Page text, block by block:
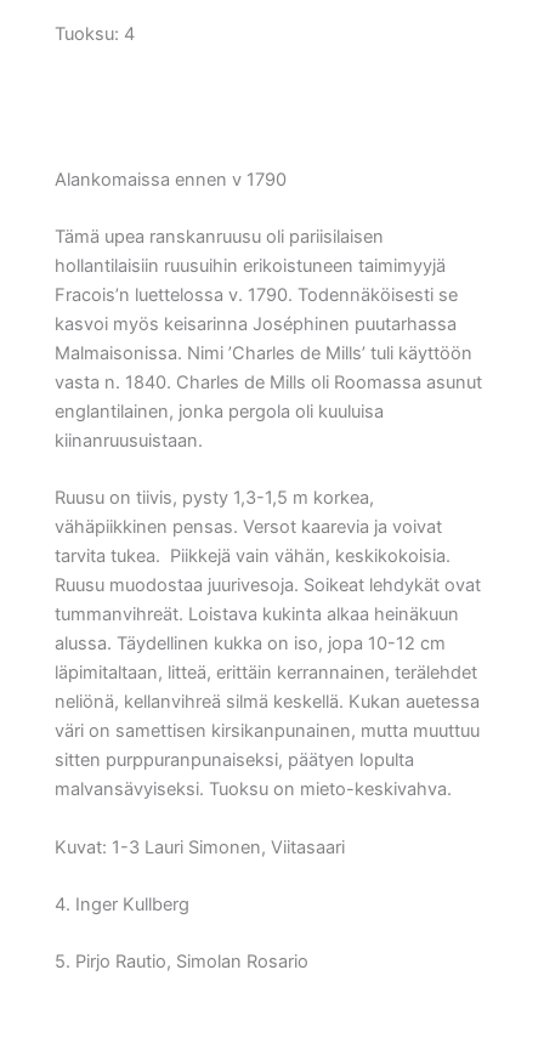
Tuoksu: 4
Alankomaissa ennen v 1790
Tämä upea ranskanruusu oli pariisilaisen
hollantilaisiin ruusuihin erikoistuneen taimimyyjä
Fracois’n luettelossa v. 1790. Todennäköisesti se
kasvoi myös keisarinna Joséphinen puutarhassa
Malmaisonissa. Nimi ’Charles de Mills’ tuli käyttöön
vasta n. 1840. Charles de Mills oli Roomassa asunut
englantilainen, jonka pergola oli kuuluisa
kiinanruusuistaan.
Ruusu on tiivis, pysty 1,3-1,5 m korkea,
vähäpiikkinen pensas. Versot kaarevia ja voivat
tarvita tukea. Piikkejä vain vähän, keskikokoisia.
Ruusu muodostaa juurivesoja. Soikeat lehdykät ovat
tummanvihreät. Loistava kukinta alkaa heinäkuun
alussa. Täydellinen kukka on iso, jopa 10-12 cm
läpimitaltaan, litteä, erittäin kerrannainen, terälehdet
neliönä, kellanvihreä silmä keskellä. Kukan auetessa
väri on samettisen kirsikanpunainen, mutta muuttuu
sitten purppuranpunaiseksi, päätyen lopulta
malvansävyiseksi. Tuoksu on mieto-keskivahva.
Kuvat: 1-3 Lauri Simonen, Viitasaari
4. Inger Kullberg
5. Pirjo Rautio, Simolan Rosario